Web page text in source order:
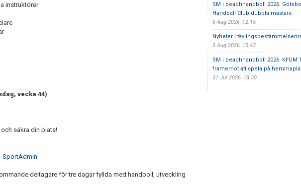
instruktörer
vecka 44)
och säkra din plats!
SportAdmin
deltagare för tre dagar fyllda med handboll, utveckling
SM i beachhandboll 2026:
Handball Club dubbla mästare
6 Aug 2026, 12:15
Nyheter i
3 Aug 2026, 15:45
SM i beachhandboll 2026: KFUM
framemot att spela på
31 Jul 2026, 18:30